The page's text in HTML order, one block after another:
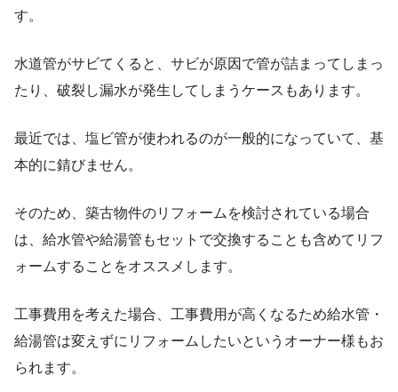
す。
水道管がサビてくると、サビが原因で管が詰まってしまっ
たり、破裂し漏水が発生してしまうケースもあります。
最近では、塩ビ管が使われるのが一般的になっていて、基
本的に錆びません。
そのため、築古物件のリフォームを検討されている場合
は、給水管や給湯管もセットで交換することも含めてリフ
ォームすることをオススメします。
工事費用を考えた場合、工事費用が高くなるため給水管・
給湯管は変えずにリフォームしたいというオーナー様もお
られます。